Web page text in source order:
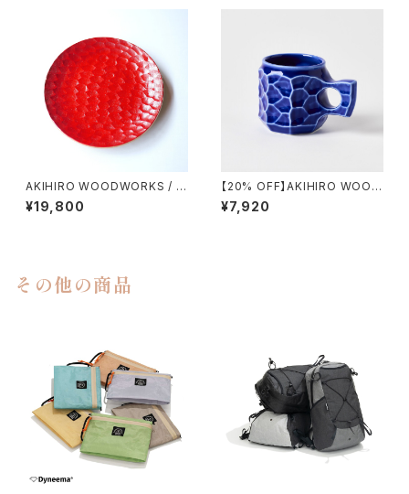
AKIHIRO WOODWORKS / P
LATE ２１０（URISHI）
¥19,800
【20% OFF】AKIHIRO WOOD
WORKS / Z JINCUP CERAM
IC（M）
¥7,920
その他の商品